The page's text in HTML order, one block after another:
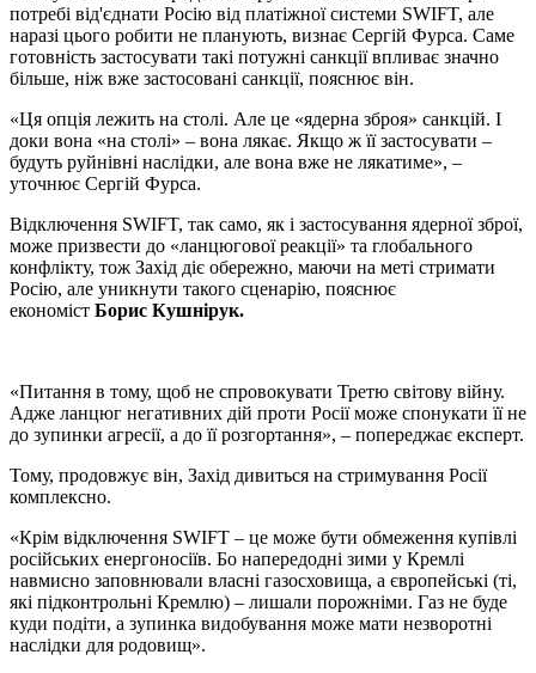
потребі від'єднати Росію від платіжної системи SWIFT, але
наразі цього робити не планують, визнає Сергій Фурса. Саме
готовність застосувати такі потужні санкції впливає значно
більше, ніж вже застосовані санкції, пояснює він.
«Ця опція лежить на столі. Але це «ядерна зброя» санкцій. І
доки вона «на столі» – вона лякає. Якщо ж її застосувати –
будуть руйнівні наслідки, але вона вже не лякатиме», –
уточнює Сергій Фурса.
Відключення SWIFT, так само, як і застосування ядерної зброї,
може призвести до «ланцюгової реакції» та глобального
конфлікту, тож Захід діє обережно, маючи на меті стримати
Росію, але уникнути такого сценарію, пояснює
економіст Борис Кушнірук.
«Питання в тому, щоб не спровокувати Третю світову війну.
Адже ланцюг негативних дій проти Росії може спонукати її не
до зупинки агресії, а до її розгортання», – попереджає експерт.
Тому, продовжує він, Захід дивиться на стримування Росії
комплексно.
«Крім відключення SWIFT – це може бути обмеження купівлі
російських енергоносіїв. Бо напередодні зими у Кремлі
навмисно заповнювали власні газосховища, а європейські (ті,
які підконтрольні Кремлю) – лишали порожніми. Газ не буде
куди подіти, а зупинка видобування може мати незворотні
наслідки для родовищ».